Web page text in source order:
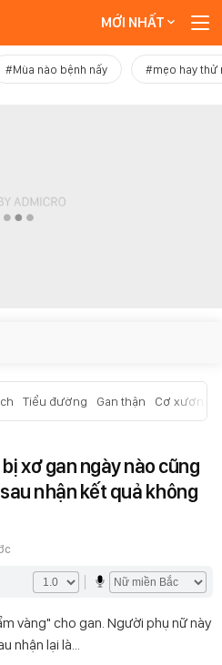
MỚI NHẤT
#Mùa nào bệnh nấy #mẹo hay thử
Tiểu đường Gan thận Cơ xương
xơ gan ngày nào cũng
nhận kết quả không
vàng" cho gan. Người phụ nữ này
nhận lại là...